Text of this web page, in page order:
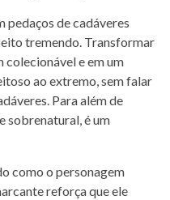
pedaços de cadáveres
tremendo. Transformar
colecionável e em um
ao extremo, sem falar
Para além de
sobrenatural, é um
como o personagem
reforça que ele